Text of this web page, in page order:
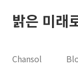
밝은 미래
Chansol